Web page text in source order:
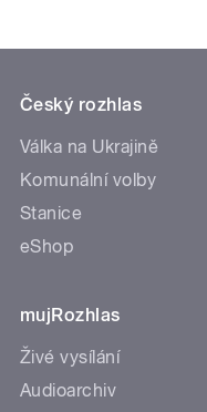
Český rozhlas
Válka na Ukrajině
Komunální volby
Stanice
eShop
mujRozhlas
Živé vysílání
Audioarchiv